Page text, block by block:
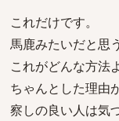
これだけです。
馬鹿みたいだと思
これがどんな方法
ちゃんとした理由
察しの良い人は気